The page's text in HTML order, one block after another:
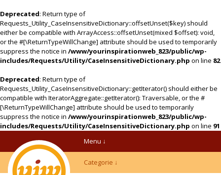
Deprecated: Return type of
Requests_Utility_CaseInsensitiveDictionary::offsetUnset($key) should
either be compatible with ArrayAccess::offsetUnset(mixed $offset): void,
or the #[\ReturnTypeWillChange] attribute should be used to temporarily
suppress the notice in /www/yourinspirationweb_823/public/wp-
includes/Requests/Utility/CaseInsensitiveDictionary.php on line 82
Deprecated: Return type of
Requests_Utility_CaseInsensitiveDictionary::getIterator() should either be
compatible with IteratorAggregate::getIterator(): Traversable, or the #
[\ReturnTypeWillChange] attribute should be used to temporarily
suppress the notice in /www/yourinspirationweb_823/public/wp-
includes/Requests/Utility/CaseInsensitiveDictionary.php on line 91
Menu ↓
Categorie ↓